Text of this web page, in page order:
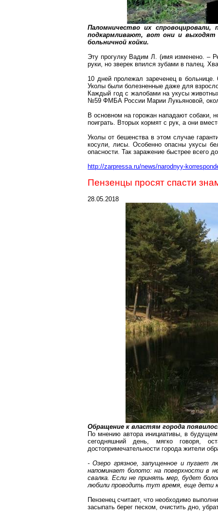
Паломничество их
подкармливают, вот они и
больничной койки.
Эту прогулку Вадим Л. (имя изменено. –
руки, но зверек впился зубами в палец.
10 дней пролежал зареченецв больнице.
Уколы были болезненные даже для
Каждый год с жалобами на укусы
№59 ФМБА России Марии Лукьяновой,
В основном на горожан нападают собаки,
поиграть. Вторых кормят с рук, а они
Уколы от бешенства в этом случае
косули, лисы. Особенно опасны укусы
опасности. Так заражение быстрее всего
http://zarpressa.ru/news/narodnyy-
Пензенцы просят спасти
28.05.2018
Обращение к властям города
По мнению автора инициативы, в будущем
сегодняшний день, мягко говоря,
достопримечательности города жители
- Озеро грязное, запущенное и пугает
напоминает болото: на поверхности в
свалка. Если не принять мер, будет
любили проводить тут время, еще дети
Пензенец считает, что необходимо
засыпать берег песком, очистить дно,